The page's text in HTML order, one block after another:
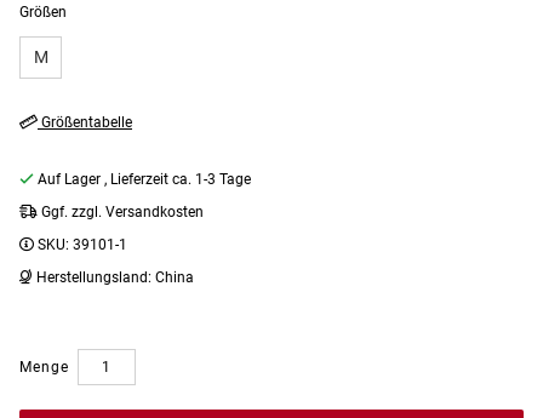
Größen
M
Größentabelle
Auf Lager , Lieferzeit ca. 1-3 Tage
Ggf. zzgl. Versandkosten
SKU: 39101-1
Herstellungsland: China
Menge